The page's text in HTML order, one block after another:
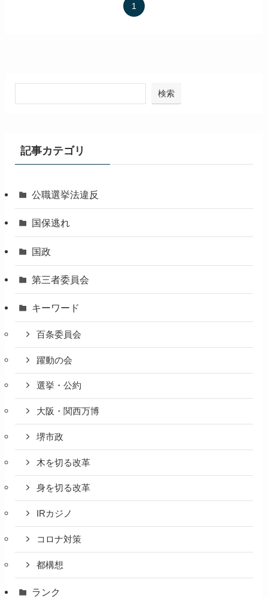
1
検索
記事カテゴリ
公職選挙法違反
国保逃れ
国政
第三者委員会
キーワード
百条委員会
躍動の会
選挙・公約
大阪・関西万博
堺市政
木を切る改革
身を切る改革
IRカジノ
コロナ対策
都構想
ランク